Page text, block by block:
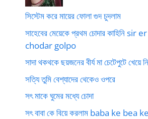
সিস্টেম করে মায়ের ফোলা গুদ চুদলাম
সাহেবের মেয়েকে প্রথম চোদার কাহিনি
chodar golpo
সাদা থকথকে ছয়জনের বীর্য মা চেটেপুটে খেয়ে
সত্যি তুমি বেশ্যাদের থেকেও ওপরে
সৎ মাকে ঘুমের মধ্যে চোদা
সৎ বাবা কে বিয়ে করলাম baba ke